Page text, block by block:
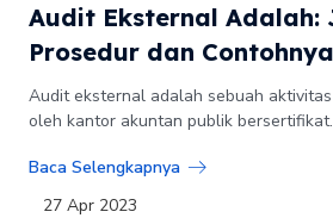
Audit Eksternal Adalah:
Prosedur dan Contohnya
Audit eksternal adalah sebuah
oleh kantor akuntan publik
Baca Selengkapnya
27 Apr 2023